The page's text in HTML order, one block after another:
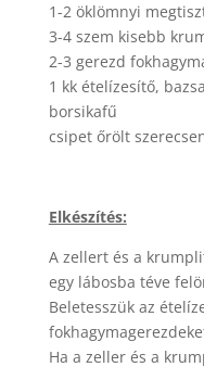
1-2 öklömnyi
3-4 szem kisebb
2-3 gerezd
1 kk ételízesítő,
borsikafű
csipet őrölt
Elkészítés:
A zellert és a
egy lábosba téve
Beletesszük az
Ha a zeller és a